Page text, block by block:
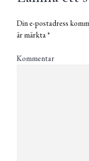
Din e-postadress
är märkta*
Kommentar